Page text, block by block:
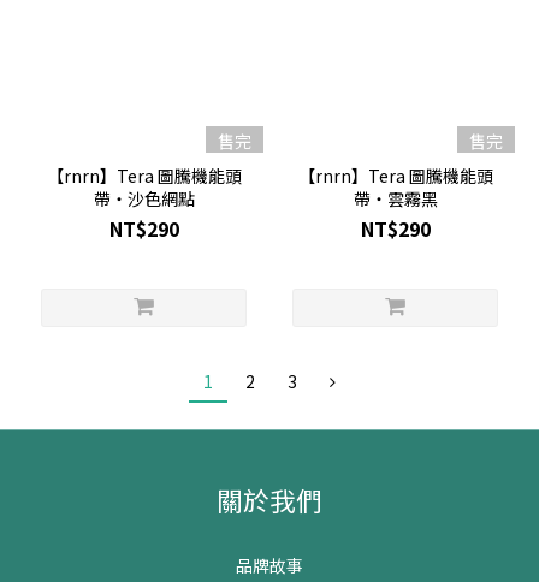
售完
【rnrn】Tera 圖騰機能頭
帶・沙色網點
NT$290
售完
【rnrn】Tera 圖騰機能頭
帶・雲霧黑
NT$290
1 2 3
關於我們
品牌故事